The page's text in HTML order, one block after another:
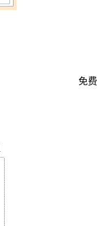
免费